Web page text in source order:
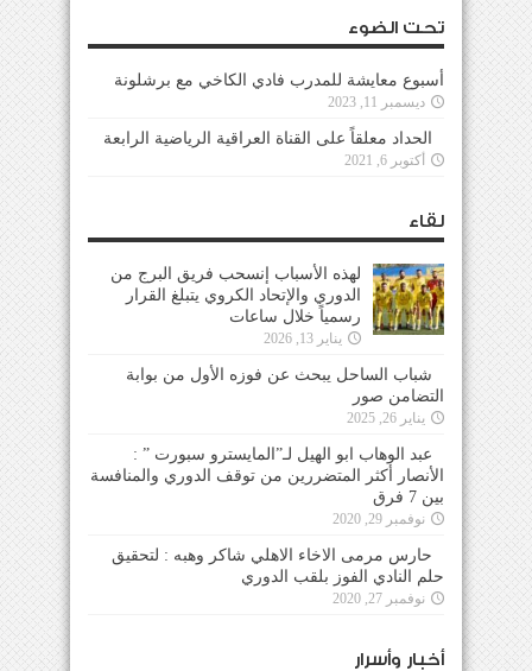
تحت الضوء
أسبوع معايشة للمدرب فادي الكاخي مع برشلونة
ديسمبر 11, 2023
الحداد معلقاً على القناة العراقية الرياضية الرابعة
أكتوبر 6, 2021
لقاء
لهذه الأسباب إنسحب فريق البرج من
الدوري والإتحاد الكروي يتبلغ القرار
رسمياً خلال ساعات
يناير 13, 2026
شباب الساحل يبحث عن فوزه الأول من بوابة
التضامن صور
يناير 26, 2025
عبد الوهاب ابو الهيل لـ”المايسترو سبورت ” :
الأنصار أكثر المتضررين من توقف الدوري والمنافسة
بين 7 فرق
نوفمبر 29, 2020
حارس مرمى الاخاء الاهلي شاكر وهبه : لتحقيق
حلم النادي الفوز بلقب الدوري
نوفمبر 27, 2020
أخبار وأسرار